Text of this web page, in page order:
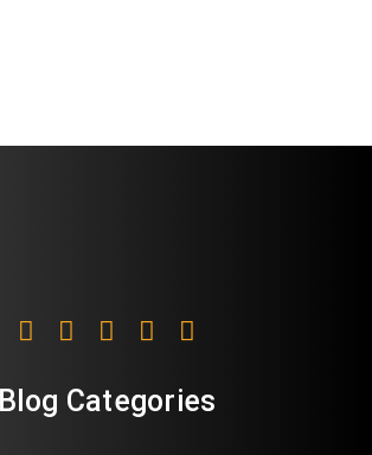
Blog Categories